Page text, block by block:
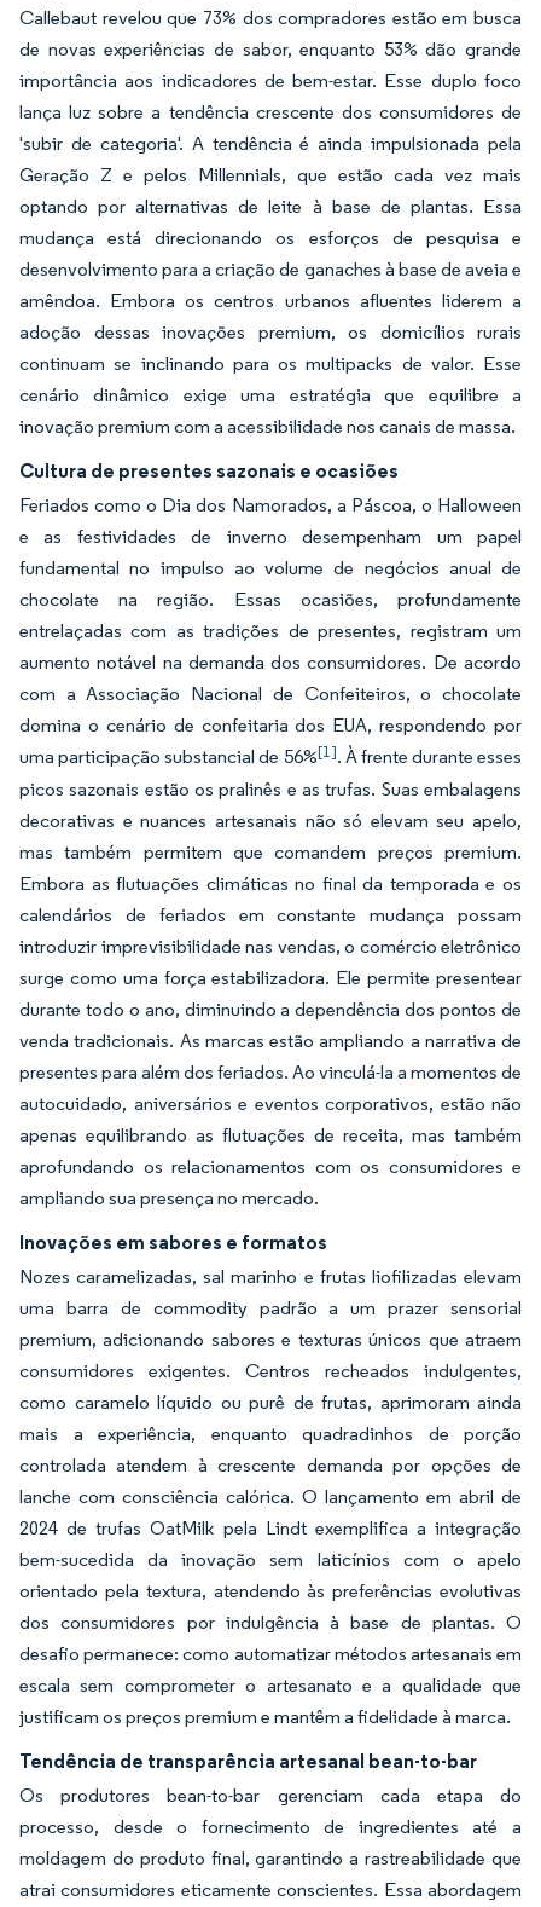
Callebaut revelou que 73% dos compradores estão em busca
de novas experiências de sabor, enquanto 53% dão grande
importância aos indicadores de bem-estar. Esse duplo foco
lança luz sobre a tendência crescente dos consumidores de
'subir de categoria'. A tendência é ainda impulsionada pela
Geração Z e pelos Millennials, que estão cada vez mais
optando por alternativas de leite à base de plantas. Essa
mudança está direcionando os esforços de pesquisa e
desenvolvimento para a criação de ganaches à base de aveia e
amêndoa. Embora os centros urbanos afluentes liderem a
adoção dessas inovações premium, os domicílios rurais
continuam se inclinando para os multipacks de valor. Esse
cenário dinâmico exige uma estratégia que equilibre a
inovação premium com a acessibilidade nos canais de massa.
Cultura de presentes sazonais e ocasiões
Feriados como o Dia dos Namorados, a Páscoa, o Halloween
e as festividades de inverno desempenham um papel
fundamental no impulso ao volume de negócios anual de
chocolate na região. Essas ocasiões, profundamente
entrelaçadas com as tradições de presentes, registram um
aumento notável na demanda dos consumidores. De acordo
com a Associação Nacional de Confeiteiros, o chocolate
domina o cenário de confeitaria dos EUA, respondendo por
uma participação substancial de 56%[1]. À frente durante esses
picos sazonais estão os pralinês e as trufas. Suas embalagens
decorativas e nuances artesanais não só elevam seu apelo,
mas também permitem que comandem preços premium.
Embora as flutuações climáticas no final da temporada e os
calendários de feriados em constante mudança possam
introduzir imprevisibilidade nas vendas, o comércio eletrônico
surge como uma força estabilizadora. Ele permite presentear
durante todo o ano, diminuindo a dependência dos pontos de
venda tradicionais. As marcas estão ampliando a narrativa de
presentes para além dos feriados. Ao vinculá-la a momentos de
autocuidado, aniversários e eventos corporativos, estão não
apenas equilibrando as flutuações de receita, mas também
aprofundando os relacionamentos com os consumidores e
ampliando sua presença no mercado.
Inovações em sabores e formatos
Nozes caramelizadas, sal marinho e frutas liofilizadas elevam
uma barra de commodity padrão a um prazer sensorial
premium, adicionando sabores e texturas únicos que atraem
consumidores exigentes. Centros recheados indulgentes,
como caramelo líquido ou purê de frutas, aprimoram ainda
mais a experiência, enquanto quadradinhos de porção
controlada atendem à crescente demanda por opções de
lanche com consciência calórica. O lançamento em abril de
2024 de trufas OatMilk pela Lindt exemplifica a integração
bem-sucedida da inovação sem laticínios com o apelo
orientado pela textura, atendendo às preferências evolutivas
dos consumidores por indulgência à base de plantas. O
desafio permanece: como automatizar métodos artesanais em
escala sem comprometer o artesanato e a qualidade que
justificam os preços premium e mantêm a fidelidade à marca.
Tendência de transparência artesanal bean-to-bar
Os produtores bean-to-bar gerenciam cada etapa do
processo, desde o fornecimento de ingredientes até a
moldagem do produto final, garantindo a rastreabilidade que
atrai consumidores eticamente conscientes. Essa abordagem